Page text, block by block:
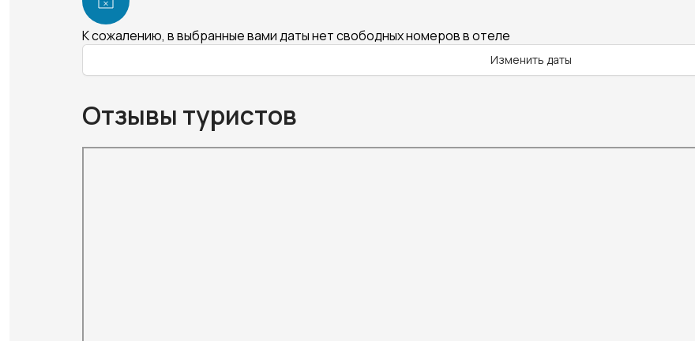
К сожалению, в выбранные вами даты нет свободных номеров в отеле
Изменить даты
Отзывы туристов